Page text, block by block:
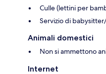
Culle (lettini per
Servizio di
Animali domestici
Non si ammettono
Internet